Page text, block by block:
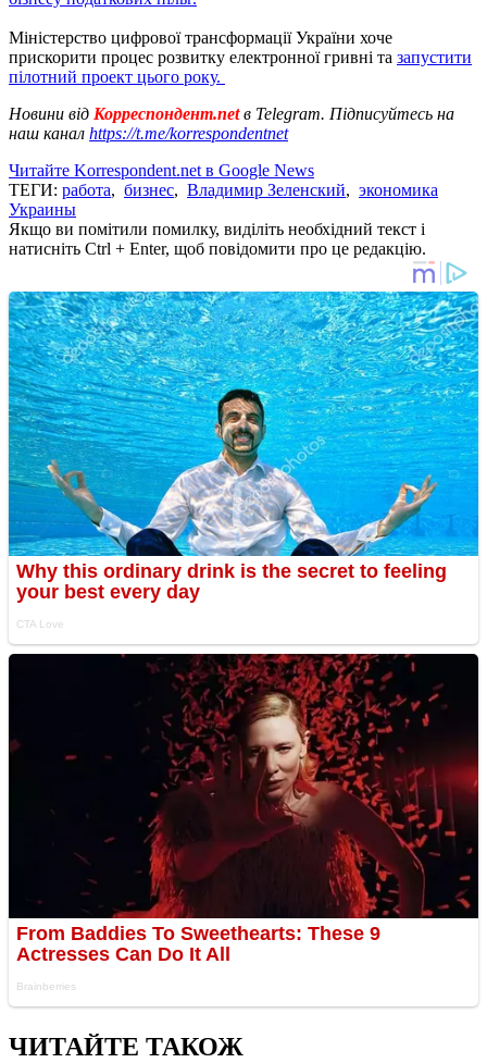
Міністерство цифрової трансформації України хоче
прискорити процес розвитку електронної гривні та запустити
пілотний проект цього року.
Новини від Корреспондент.netв Telegram. Підписуйтесь на
наш канал https://t.me/korrespondentnet
Читайте Korrespondent.net в Google News
ТЕГИ: работа, бизнес, Владимир Зеленский, экономика
Украины
Якщо ви помітили помилку, виділіть необхідний текст і
натисніть Ctrl + Enter, щоб повідомити про це редакцію.
ЧИТАЙТЕ ТАКОЖ